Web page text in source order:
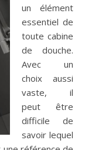
un élément
essentiel de
toute cabine
de douche.
Avec un
choix aussi
vaste, il
peut être
difficile de
savoir lequel